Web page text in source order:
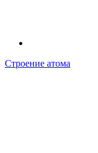
Строение атома